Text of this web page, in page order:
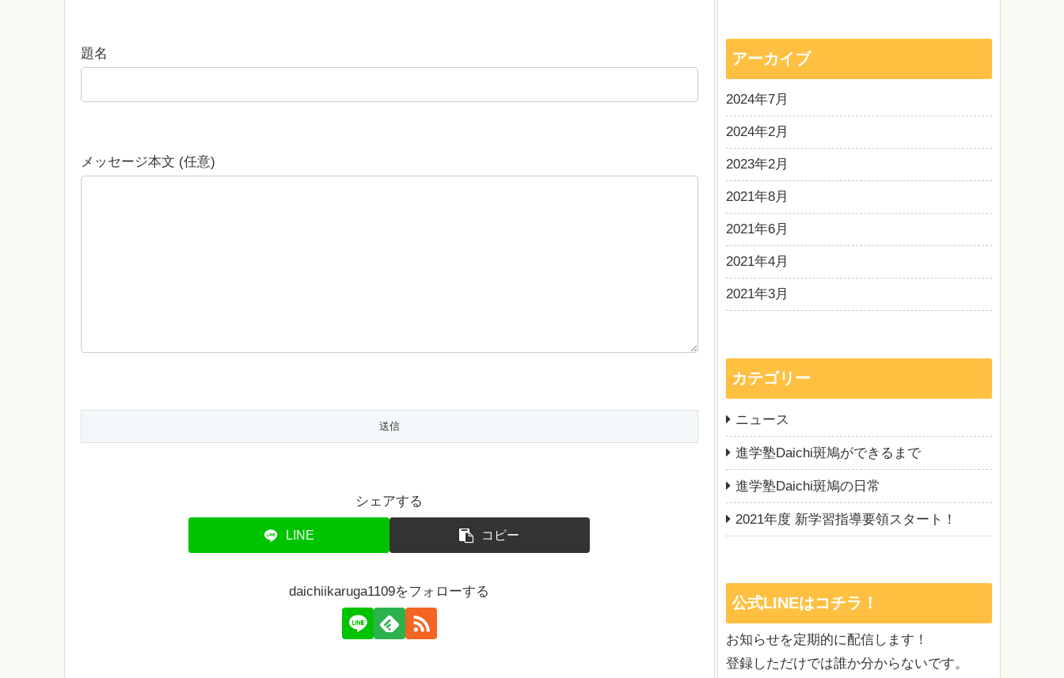
題名
メッセージ本文 (任意)
シェアする
LINE コピー
daichiikaruga1109をフォローする
アーカイブ
2024年7月
2024年2月
2023年2月
2021年8月
2021年6月
2021年4月
2021年3月
カテゴリー
ニュース
進学塾Daichi斑鳩ができるまで
進学塾Daichi斑鳩の日常
2021年度 新学習指導要領スタート！
公式LINEはコチラ！
お知らせを定期的に配信します！
登録しただけでは誰か分からないです。